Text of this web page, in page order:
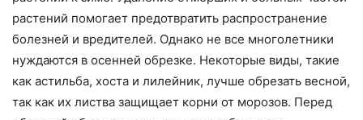
растений помогает предотвратить распространение
болезней и вредителей. Однако не все многолетники
нуждаются в осенней обрезке. Некоторые виды, такие
как астильба, хоста и лилейник, лучше обрезать весной,
так как их листва защищает корни от морозов. Перед